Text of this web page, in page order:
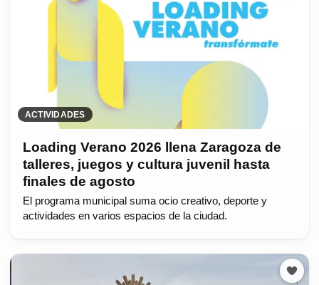
ACTIVIDADES
Loading Verano 2026 llena Zaragoza de
talleres, juegos y cultura juvenil hasta
finales de agosto
El programa municipal suma ocio creativo, deporte y
actividades en varios espacios de la ciudad.